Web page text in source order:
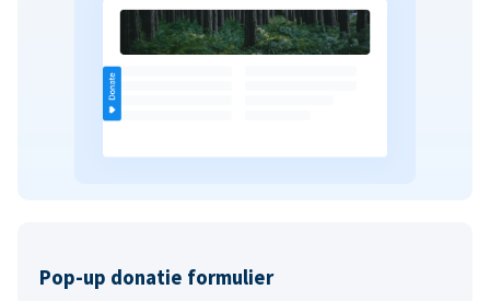
Pop-up donatie formulier